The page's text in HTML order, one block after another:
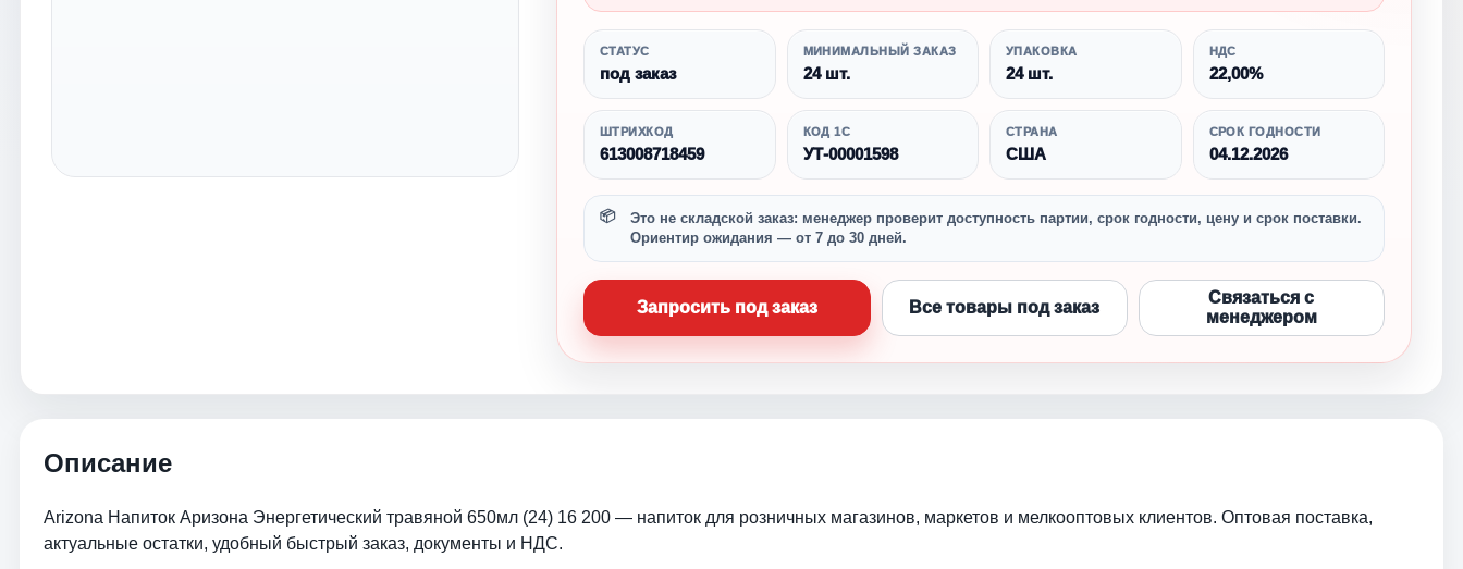
СТАТУС
под заказ
МИНИМАЛЬНЫЙ ЗАКАЗ
24 шт.
УПАКОВКА
24 шт.
НДС
22,00%
ШТРИХКОД
613008718459
КОД 1С
УТ-00001598
СТРАНА
США
СРОК ГОДНОСТИ
04.12.2026
Это не складской заказ: менеджер проверит доступность партии, срок годности, цену и срок поставки.
Ориентир ожидания — от 7 до 30 дней.
Запросить под заказ Все товары под заказ
Связаться с
менеджером
Описание
Arizona Напиток Аризона Энергетический травяной 650мл (24) 16 200 — напиток для розничных магазинов, маркетов и мелкооптовых клиентов. Оптовая поставка,
актуальные остатки, удобный быстрый заказ, документы и НДС.